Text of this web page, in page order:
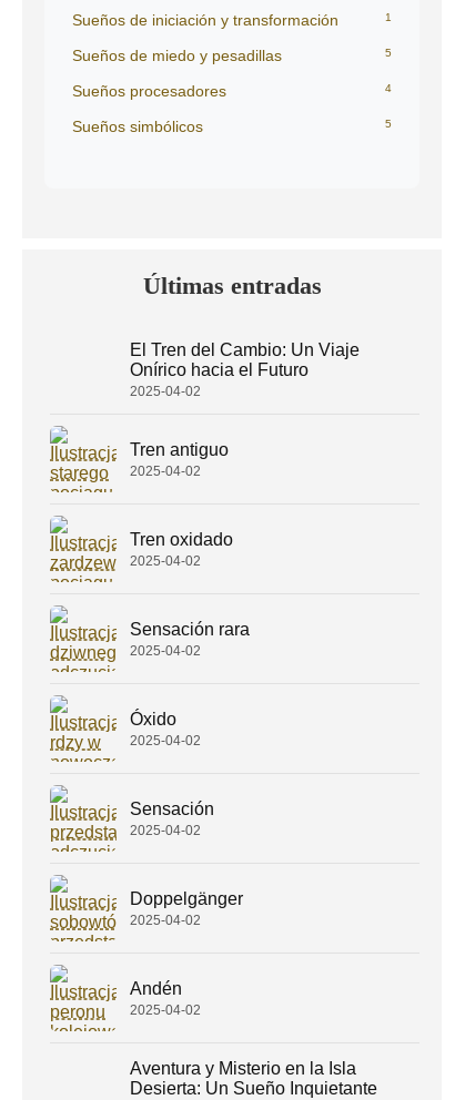
Sueños de iniciación y transformación 1
Sueños de miedo y pesadillas 5
Sueños procesadores 4
Sueños simbólicos 5
Últimas entradas
El Tren del Cambio: Un Viaje
Onírico hacia el Futuro
2025-04-02
Tren antiguo
2025-04-02
Tren oxidado
2025-04-02
Sensación rara
2025-04-02
Óxido
2025-04-02
Sensación
2025-04-02
Doppelgänger
2025-04-02
Andén
2025-04-02
Aventura y Misterio en la Isla
Desierta: Un Sueño Inquietante